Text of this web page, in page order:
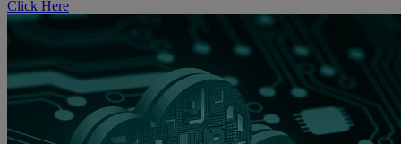
Click Here